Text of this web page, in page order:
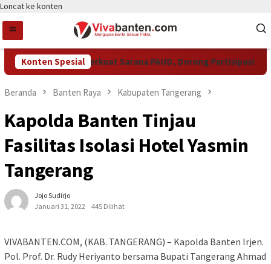
Loncat ke konten
Konten Spesial
Tangsel Perkuat Sarana PAUD, Dorong Partisipasi
Beranda Banten Raya Kabupaten Tangerang
Kapolda Banten Tinjau
Fasilitas Isolasi Hotel Yasmin
Tangerang
Jojo Sudirjo
Januari 31, 2022
445 Dilihat
VIVABANTEN.COM, (KAB. TANGERANG) – Kapolda Banten Irjen.
Pol. Prof. Dr. Rudy Heriyanto bersama Bupati Tangerang Ahmad